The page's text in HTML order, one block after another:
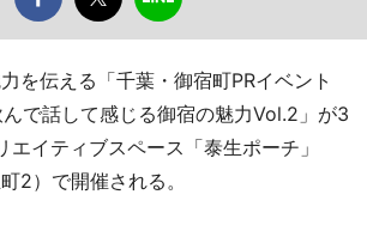
を伝える「千葉・御宿町PRイベント
で話して感じる御宿の魅力Vol.2」が3
エイティブスペース「泰生ポーチ」
2）で開催される。